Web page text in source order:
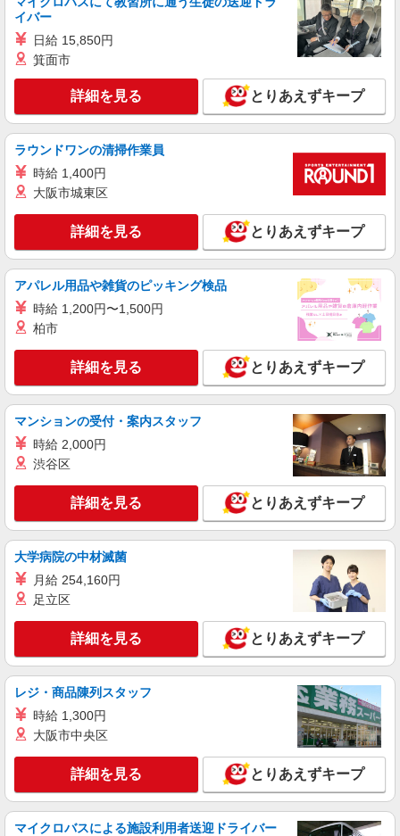
イバー
日給 15,850円
箕面市
詳細を見る とりあえずキープ
ラウンドワンの清掃作業員
時給 1,400円
大阪市城東区
詳細を見る とりあえずキープ
アパレル用品や雑貨のピッキング検品
時給 1,200円〜1,500円
柏市
詳細を見る とりあえずキープ
マンションの受付・案内スタッフ
時給 2,000円
渋谷区
詳細を見る とりあえずキープ
大学病院の中材滅菌
月給 254,160円
足立区
詳細を見る とりあえずキープ
レジ・商品陳列スタッフ
時給 1,300円
大阪市中央区
詳細を見る とりあえずキープ
マイクロバスによる施設利用者送迎ドライバー